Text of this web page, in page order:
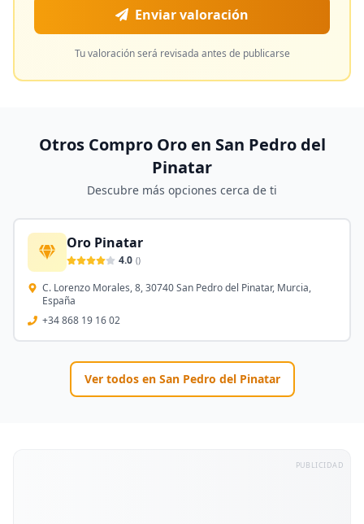
Enviar valoración
Tu valoración será revisada antes de publicarse
Otros Compro Oro en San Pedro del
Pinatar
Descubre más opciones cerca de ti
Oro Pinatar
4.0 ()
C. Lorenzo Morales, 8, 30740 San Pedro del Pinatar, Murcia,
España
+34 868 19 16 02
Ver todos en San Pedro del Pinatar
PUBLICIDAD